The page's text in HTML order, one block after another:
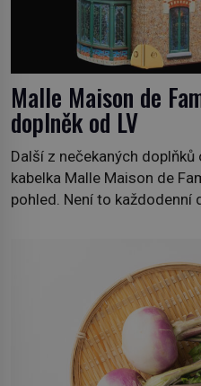
Malle Maison de
doplněk od LV
Další z nečekaných
kabelka Malle Maison de
pohled. Není to každodenní
adrese 18 Rue Louis
roce 1869. […]